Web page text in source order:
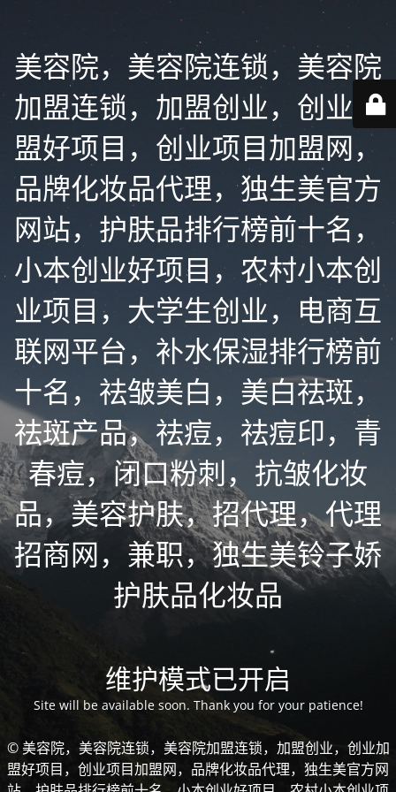
美容院，美容院连锁，美容院
加盟连锁，加盟创业，创业加
盟好项目，创业项目加盟网，
品牌化妆品代理，独生美官方
网站，护肤品排行榜前十名，
小本创业好项目，农村小本创
业项目，大学生创业，电商互
联网平台，补水保湿排行榜前
十名，祛皱美白，美白祛斑，
祛斑产品，祛痘，祛痘印，青
春痘，闭口粉刺，抗皱化妆
品，美容护肤，招代理，代理
招商网，兼职，独生美铃子娇
护肤品化妆品
维护模式已开启
Site will be available soon. Thank you for your patience!
© 美容院，美容院连锁，美容院加盟连锁，加盟创业，创业加
盟好项目，创业项目加盟网，品牌化妆品代理，独生美官方网